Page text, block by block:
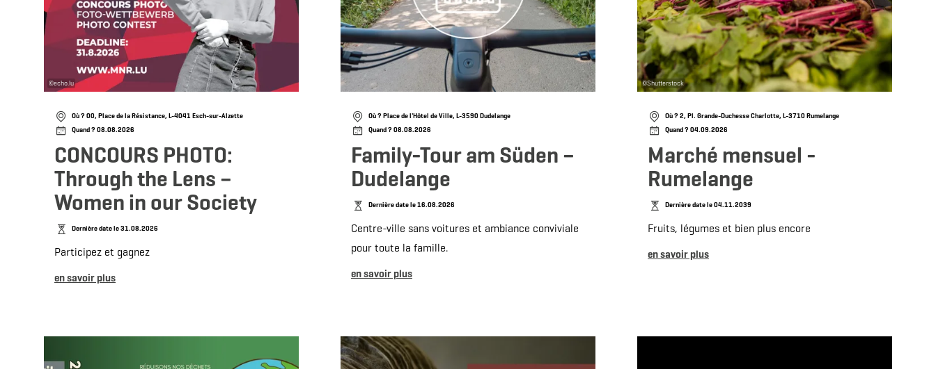
©echo.lu
Où ? 00, Place de la Résistance, L-4041 Esch-sur-Alzette
Quand ? 08.08.2026
CONCOURS PHOTO:
Through the Lens –
Women in our Society
Dernière date le 31.08.2026
Participez et gagnez
en savoir plus
Où ? Place de l'Hôtel de Ville, L-3590 Dudelange
Quand ? 08.08.2026
Family-Tour am Süden –
Dudelange
Dernière date le 16.08.2026
Centre-ville sans voitures et ambiance conviviale
pour toute la famille.
en savoir plus
©Shutterstock
Où ? 2, Pl. Grande-Duchesse Charlotte, L-3710 Rumelange
Quand ? 04.09.2026
Marché mensuel -
Rumelange
Dernière date le 04.11.2039
Fruits, légumes et bien plus encore
en savoir plus